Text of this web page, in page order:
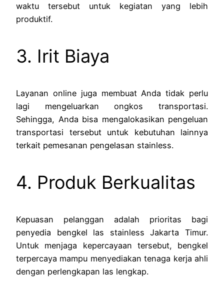
waktu tersebut untuk kegiatan yang lebih
produktif.
3. Irit Biaya
Layanan online juga membuat Anda tidak perlu
lagi mengeluarkan ongkos transportasi.
Sehingga, Anda bisa mengalokasikan pengeluan
transportasi tersebut untuk kebutuhan lainnya
terkait pemesanan pengelasan stainless.
4. Produk Berkualitas
Kepuasan pelanggan adalah prioritas bagi
penyedia bengkel las stainless Jakarta Timur.
Untuk menjaga kepercayaan tersebut, bengkel
terpercaya mampu menyediakan tenaga kerja ahli
dengan perlengkapan las lengkap.